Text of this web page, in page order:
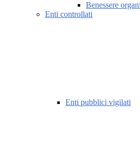
Benessere
Enti controllati
Enti pubblici vigilati